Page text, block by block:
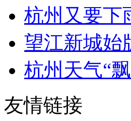
杭州又要下
望江新城始
杭州天气“
友情链接